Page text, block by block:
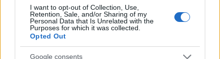
I want to opt-out of Collection, Use,
Retention, Sale, and/or Sharing of my
Personal Data that Is Unrelated with the
Purposes for which it was collected.
Opted Out
Google consents
Másfélszeresére bővítik
iskoláját